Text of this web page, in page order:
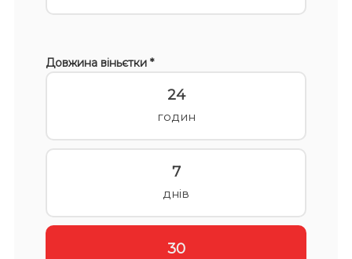
Довжина віньєтки *
24
годин
7
днів
30